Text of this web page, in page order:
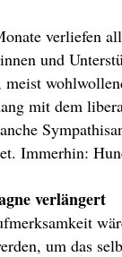
verliefen
und
mit dem
Immerhin:
verlängert
um das